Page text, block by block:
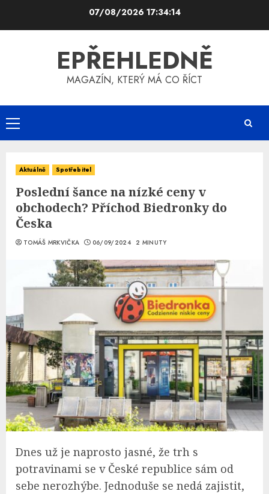
07/08/2026 17:34:14
EPŘEHLEDNĚ
MAGAZÍN, KTERÝ MÁ CO ŘÍCT
Primary
Menu
Aktuálně Spotřebitel
Poslední šance na nízké ceny v
obchodech? Příchod Biedronky do
Česka
TOMÁŠ MRKVIČKA 06/09/2024 2 MINUTY
Dnes už je naprosto jasné, že trh s
potravinami se v České republice sám od
sebe nerozhýbe. Jednoduše se nedá zajistit,